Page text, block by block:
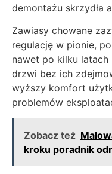
demontażu skrzydła
Zawiasy chowane
regulację w pionie,
nawet po kilku
drzwi bez ich
wyższy komfort
problemów
Zobacz też
kroku poradnik